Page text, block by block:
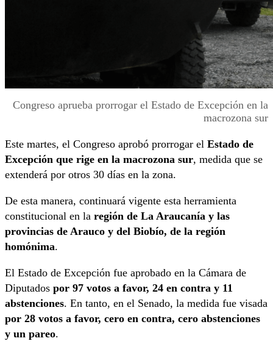
Congreso aprueba prorrogar el Estado de Excepción en la
macrozona sur
Este martes, el Congreso aprobó prorrogar el Estado de
Excepción que rige en la macrozona sur, medida que se
extenderá por otros 30 días en la zona.
De esta manera, continuará vigente esta herramienta
constitucional en la región de La Araucanía y las
provincias de Arauco y del Biobío, de la región
homónima.
El Estado de Excepción fue aprobado en la Cámara de
Diputados por 97 votos a favor, 24 en contra y 11
abstenciones. En tanto, en el Senado, la medida fue visada
por 28 votos a favor, cero en contra, cero abstenciones
y un pareo.